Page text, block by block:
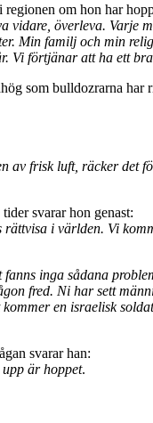
om hon har
överleva. Varje
Min familj och min
Vi förtjänar att ha ett
som bulldozrarna har
av frisk luft, räcker
svarar hon genast:
i världen. Vi
inga sådana
fred. Ni har sett
en israelisk
svarar han:
är hoppet.